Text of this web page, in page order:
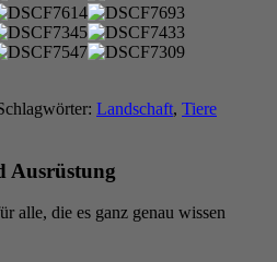
Landschaft, Tiere
Ausrüstung
alle, die es ganz genau wissen